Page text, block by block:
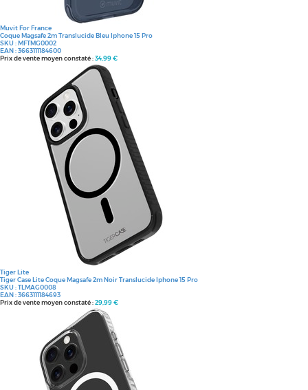
Muvit For France
Coque Magsafe 2m Translucide Bleu Iphone 15 Pro
SKU :MFTMG0002
EAN :3663111184600
Prix de vente moyen constaté :34,99 €
Tiger Lite
Tiger Case Lite Coque Magsafe 2m Noir Translucide Iphone 15 Pro
SKU :TLMAG0008
EAN :3663111184693
Prix de vente moyen constaté :29,99 €